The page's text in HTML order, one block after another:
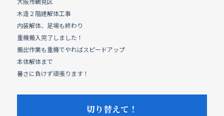
c
e
b
o
o
k
木造２階建解体工事
内装解体、足場も終わり
重機搬入完了しました！
搬出作業も重機でやればスピードアップ
本体解体まで
暑さに負けず頑張ります！
切り替えて！